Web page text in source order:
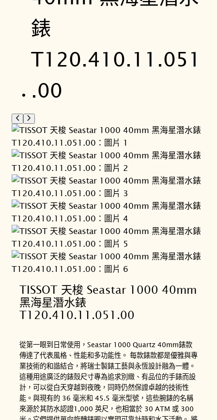
TISSOT 天梭 Seastar 1000 40mm
黑海星潛水錶
T120.410.11.051.00
從第一眼到日常使用，Seastar 1000 Quartz 40mm錶款
傳達了代表風格、性能和多功能性。 每款錶款都是優雅與專
業技術的和諧結合，將瑞士製錶工藝與永恆設計融為一體。
這種用途廣泛的錶殼尺寸專為追求別緻、有品位的手錶而設
計，可以從白天穿越到夜晚，同時仍然保證卓越的技術性
能。與現有的 36 毫米和 45.5 毫米型號，這些腕錶的名稱
來源於其防水認證1,000 英尺，也相當於 30 ATM 或 300